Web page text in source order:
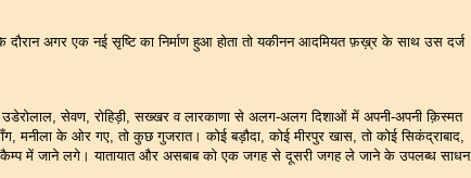
अगर एक नई सृष्टि का निर्माण हुआ होता तो यकीनन आदमियत फ़ख़्र के साथ उस दर्ज
सेवण, रोहिड़ी, सख्खर व लारकाणा से अलग-अलग दिशाओं में अपनी-अपनी क़िस्मत
मनीला के ओर गए, तो कुछ गुजरात। कोई बड़ौदा, कोई मीरपुर खास, तो कोई सिकंद्राबाद,
कैम्प में जाने लगे। यातायात और असबाब को एक जगह से दूसरी जगह ले जाने के उपलब्ध साधन